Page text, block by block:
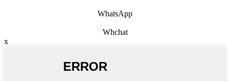
WhatsApp
Whchat
x